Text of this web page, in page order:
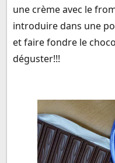
une crème avec le
introduire dans une
et faire fondre le
déguster!!!